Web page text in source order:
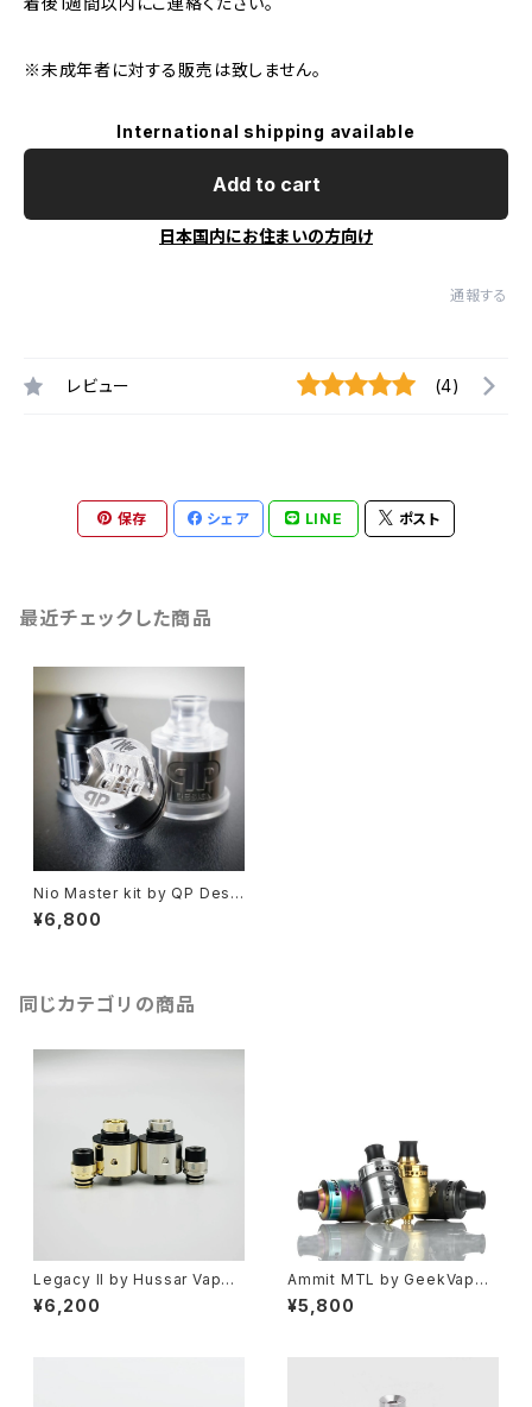
※未成年者に対する販売は致しません。
International shipping available
Add to cart
日本国内にお住まいの方向け
通報する
レビュー (4)
保存 シェア LINE ポスト
最近チェックした商品
Nio Master kit by QP Desi
gn【CLONE】【送料無料】【SS3
16】【22MM】【Super Innovati
¥6,800
同じカテゴリの商品
Legacy II by Hussar Vapes
【CLONE】【送料無料】【RDA】
【22MM】【24MM リング 対応】
¥6,200
Ammit MTL by GeekVape
【正規品】【送料無料】【カラー各
種】【22MM】【2POST】【RDA】
¥5,800